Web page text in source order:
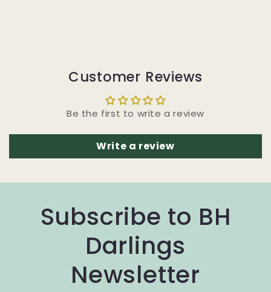
Customer Reviews
Be the first to write a review
Write a review
Subscribe to BH
Darlings
Newsletter